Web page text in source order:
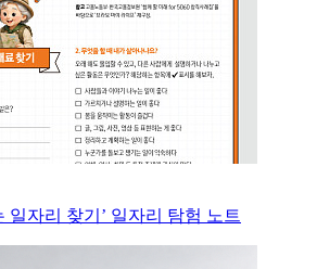
일자리 찾기’ 일자리 탐험 노트